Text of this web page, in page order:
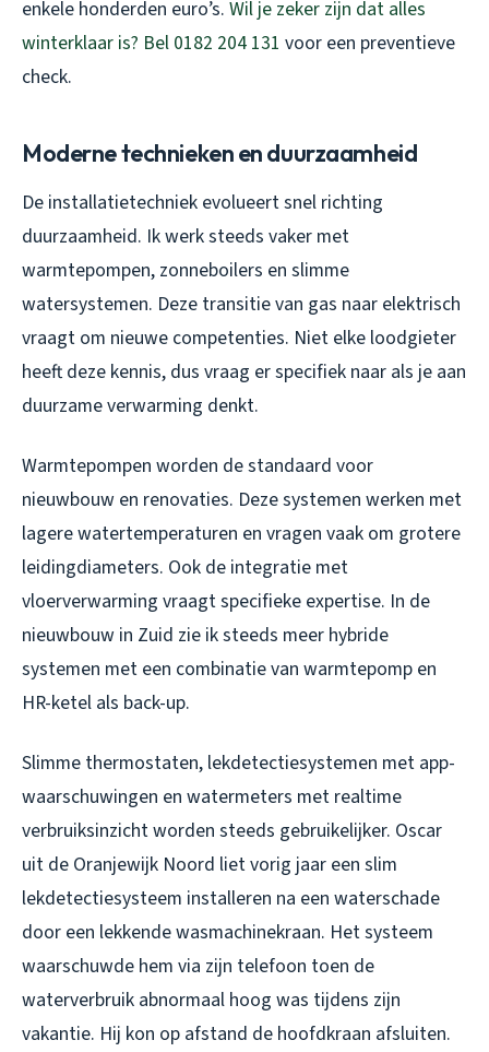
enkele honderden euro’s. Wil je zeker zijn dat alles
winterklaar is? Bel 0182 204 131 voor een preventieve
check.
Moderne technieken en duurzaamheid
De installatietechniek evolueert snel richting
duurzaamheid. Ik werk steeds vaker met
warmtepompen, zonneboilers en slimme
watersystemen. Deze transitie van gas naar elektrisch
vraagt om nieuwe competenties. Niet elke loodgieter
heeft deze kennis, dus vraag er specifiek naar als je aan
duurzame verwarming denkt.
Warmtepompen worden de standaard voor
nieuwbouw en renovaties. Deze systemen werken met
lagere watertemperaturen en vragen vaak om grotere
leidingdiameters. Ook de integratie met
vloerverwarming vraagt specifieke expertise. In de
nieuwbouw in Zuid zie ik steeds meer hybride
systemen met een combinatie van warmtepomp en
HR-ketel als back-up.
Slimme thermostaten, lekdetectiesystemen met app-
waarschuwingen en watermeters met realtime
verbruiksinzicht worden steeds gebruikelijker. Oscar
uit de Oranjewijk Noord liet vorig jaar een slim
lekdetectiesysteem installeren na een waterschade
door een lekkende wasmachinekraan. Het systeem
waarschuwde hem via zijn telefoon toen de
waterverbruik abnormaal hoog was tijdens zijn
vakantie. Hij kon op afstand de hoofdkraan afsluiten.